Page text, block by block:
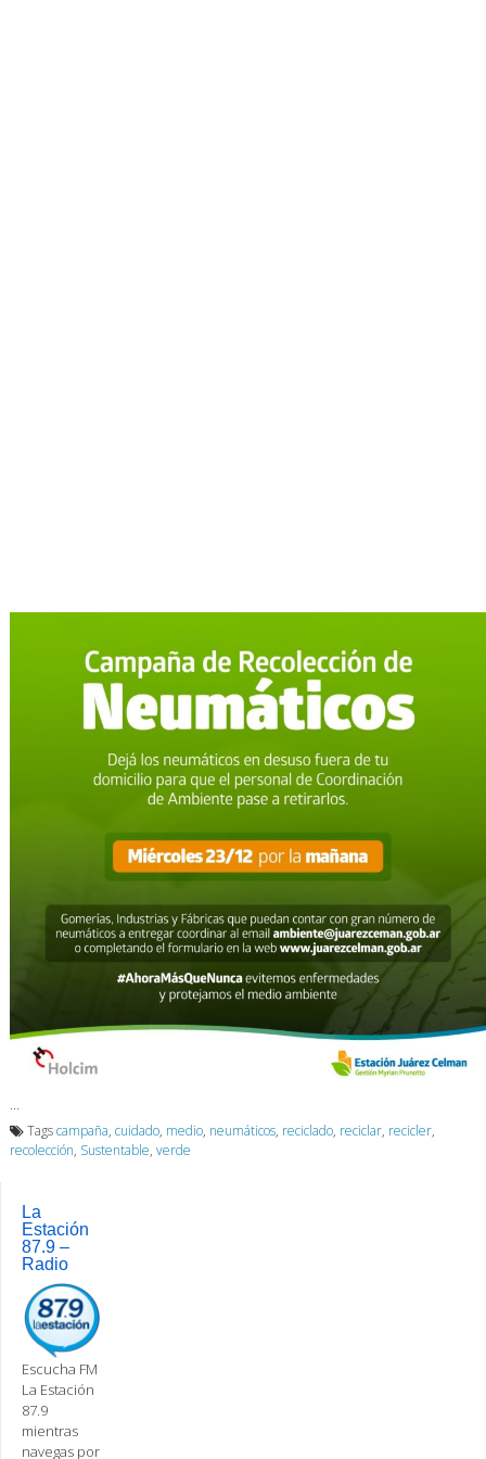
…
Tagscampaña, cuidado, medio, neumáticos, reciclado, reciclar, recicler,
recolección, Sustentable, verde
La
Estación
87.9 –
Radio
Escucha FM
La Estación
87.9
mientras
navegas por